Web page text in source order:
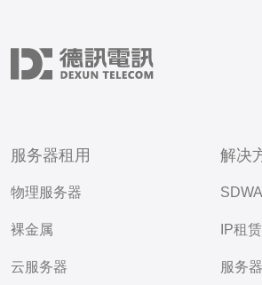
服务器租用
物理服务器
裸金属
云服务器
解决
IP租赁
服务